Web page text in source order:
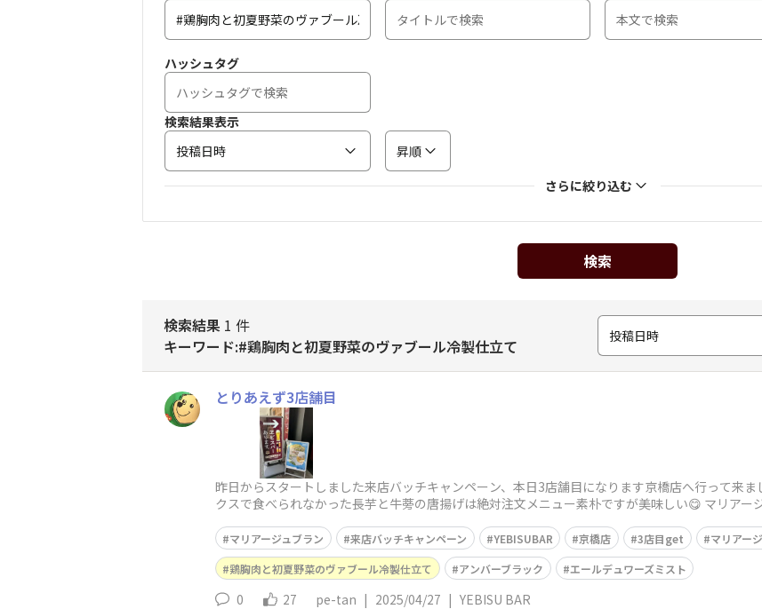
ハッシュタグ
検索結果表示
投稿日時
昇順
さらに絞り込む
検索
検索結果 1 件
キーワード:#鶏胸肉と初夏野菜のヴァブール冷製仕立て
投稿日時
とりあえず3店舗目
昨日からスタートしました来店バッチキャンペーン、本日3店舗目になります京橋店へ行って来
クスで食べられなかった長芋と牛蒡の唐揚げは絶対注文メニュー素朴ですが美味しい😋 マリア
マリアージュブラン 来店バッチキャンペーン YEBISUBAR 京橋店 3店目get
マリアー
鶏胸肉と初夏野菜のヴァブール冷製仕立て
アンバーブラック エールデュワーズミスト
0 27 pe-tan | 2025/04/27 | YEBISU BAR